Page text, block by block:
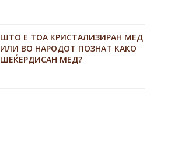
ШТО Е ТОА КРИСТАЛИЗИРАН МЕД
ИЛИ ВО НАРОДОТ ПОЗНАТ КАКО
ШЕЌЕРДИСАН МЕД?